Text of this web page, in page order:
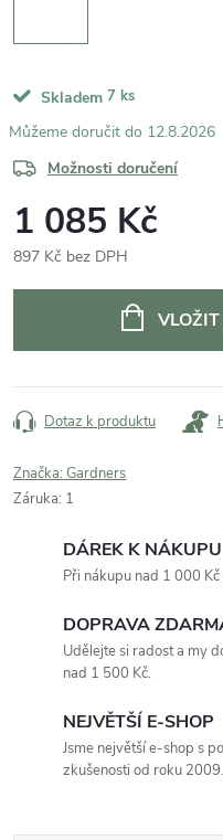
Skladem 7 ks
12.8.2026
Možnosti doručení
1 085 Kč
897 Kč bez DPH
Dotaz k produktu
Značka: Gardners
Záruka: 1
DÁREK K NÁKUPU
Při nákupu nad 1 000
DOPRAVA
Udělejte si radost a my
nad 1 500 Kč.
NEJVĚTŠÍ E-SHOP
Jsme největší e-shop s
zkušenosti od roku 2009.